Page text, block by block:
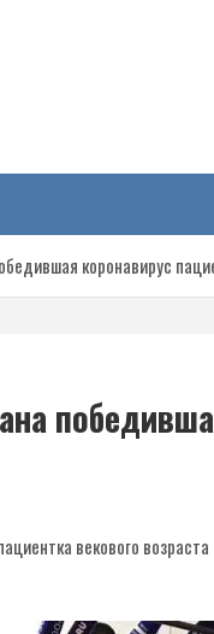
коронавирус
векового возраста